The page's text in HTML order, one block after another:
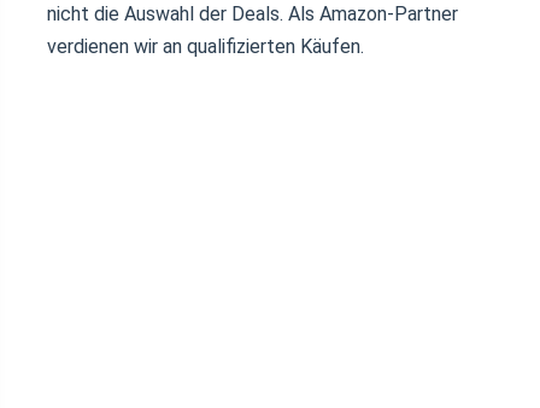
nicht die Auswahl der Deals. Als Amazon-Partner
verdienen wir an qualifizierten Käufen.